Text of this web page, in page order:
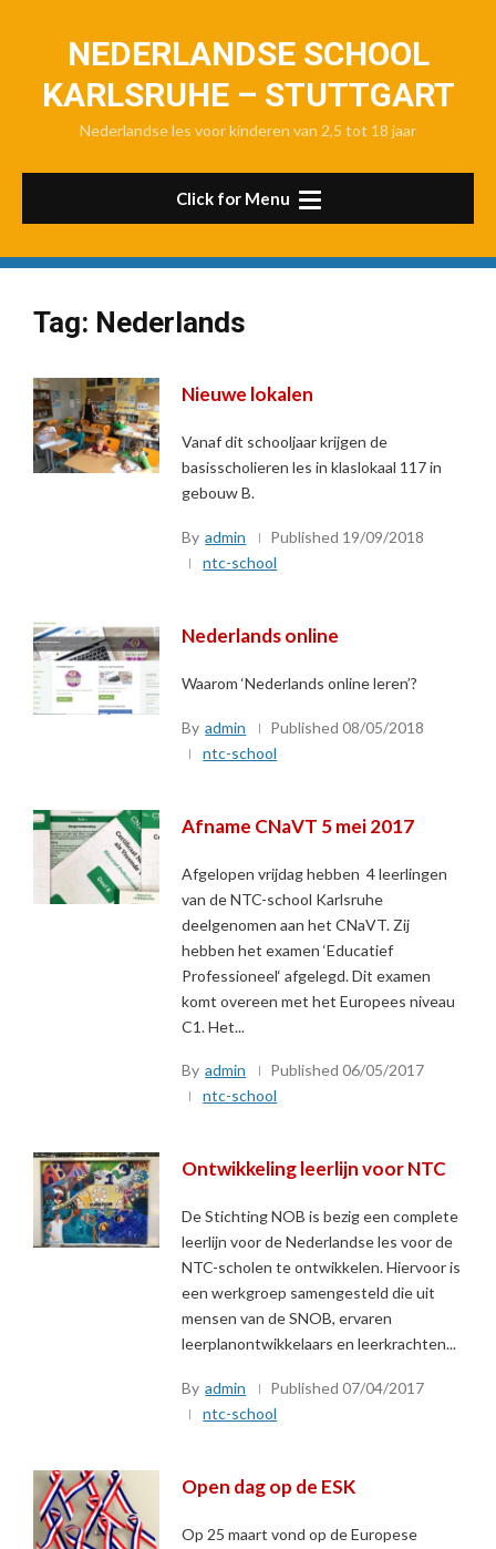
content
NEDERLANDSE SCHOOL
KARLSRUHE – STUTTGART
Nederlandse les voor kinderen van 2,5 tot 18 jaar
Click for Menu
Tag: Nederlands
Nieuwe lokalen
Vanaf dit schooljaar krijgen de
basisscholieren les in klaslokaal 117 in
gebouw B.
By admin Published 19/09/2018
ntc-school
Nederlands online
Waarom ‘Nederlands online leren’?
By admin Published08/05/2018
ntc-school
Afname CNaVT 5 mei 2017
Afgelopen vrijdag hebben 4 leerlingen
van de NTC-school Karlsruhe
deelgenomen aan het CNaVT. Zij
hebben het examen ‘Educatief
Professioneel‘ afgelegd. Dit examen
komt overeen met het Europees niveau
C1. Het...
By admin Published06/05/2017
ntc-school
Ontwikkeling leerlijn voor NTC
De Stichting NOB is bezig een complete
leerlijn voor de Nederlandse les voor de
NTC-scholen te ontwikkelen. Hiervoor is
een werkgroep samengesteld die uit
mensen van de SNOB, ervaren
leerplanontwikkelaars en leerkrachten...
By admin Published07/04/2017
ntc-school
Open dag op de ESK
Op 25 maart vond op de Europese